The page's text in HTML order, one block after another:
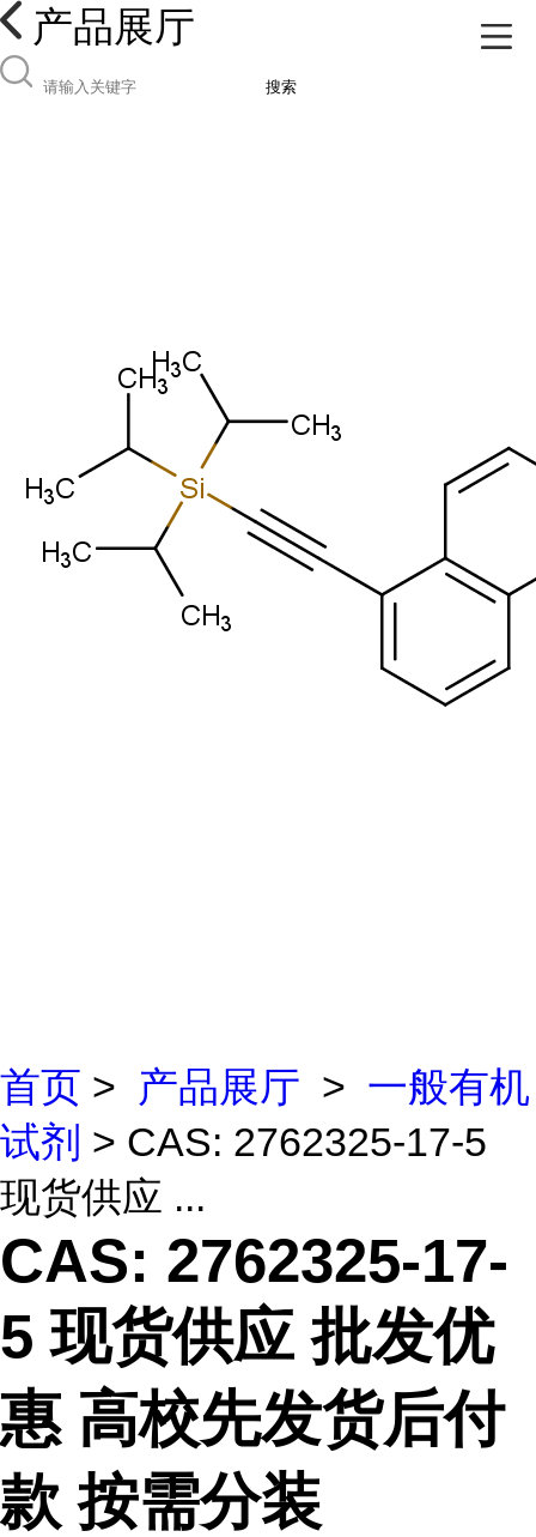
产品展厅
搜索
首页 > 产品展厅 > 一般有机
试剂 > CAS: 2762325-17-5
现货供应 ...
CAS: 2762325-17-
5 现货供应 批发优
惠 高校先发货后付
款 按需分装